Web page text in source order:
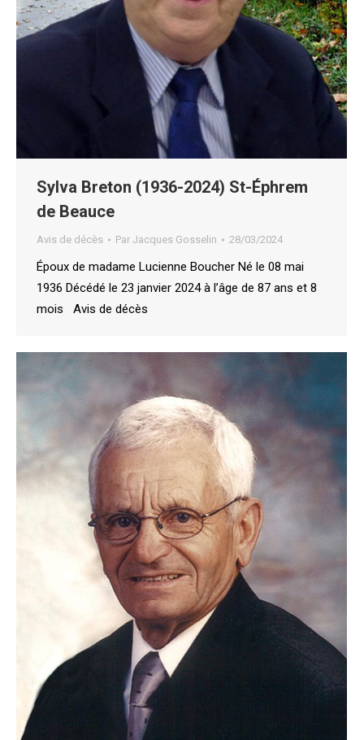
Sylva Breton (1936-2024) St-Éphrem
de Beauce
Avis de décès Par Jacques Gosselin 28/03/2024
Époux de madame Lucienne Boucher Né le 08 mai
1936 Décédé le 23 janvier 2024 à l’âge de 87 ans et 8
mois Avis de décès